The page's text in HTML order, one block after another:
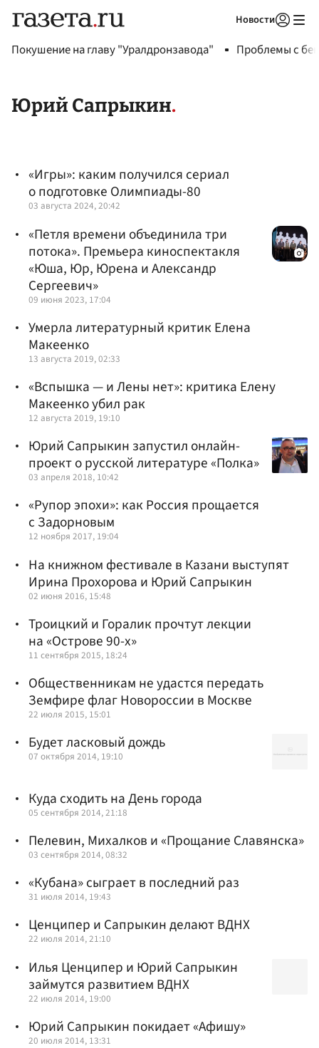
Новости
Покушение на главу "Уралдронзавода" Проблемы с
Юрий Сапрыкин
«Игры»: каким получился сериал
о подготовке Олимпиады-80
03 августа 2024, 20:42
«Петля времени объединила три
потока». Премьера киноспектакля
«Юша, Юр, Юрена и Александр
Сергеевич»
09 июня 2023, 17:04
Умерла литературный критик Елена
Макеенко
13 августа 2019, 02:33
«Вспышка — и Лены нет»: критика Елену
Макеенко убил рак
12 августа 2019, 19:10
Юрий Сапрыкин запустил онлайн-
проект о русской литературе «Полка»
03 апреля 2018, 10:42
«Рупор эпохи»: как Россия прощается
с Задорновым
12 ноября 2017, 19:04
На книжном фестивале в Казани выступят
Ирина Прохорова и Юрий Сапрыкин
02 июня 2016, 15:48
Троицкий и Горалик прочтут лекции
на «Острове 90-х»
11 сентября 2015, 18:24
Общественникам не удастся передать
Земфире флаг Новороссии в Москве
22 июля 2015, 15:01
Будет ласковый дождь
07 октября 2014, 19:10
Куда сходить на День города
05 сентября 2014, 21:18
Пелевин, Михалков и «Прощание Славянска»
03 сентября 2014, 08:32
«Кубана» сыграет в последний раз
31 июля 2014, 19:43
Ценципер и Сапрыкин делают ВДНХ
22 июля 2014, 21:10
Илья Ценципер и Юрий Сапрыкин
займутся развитием ВДНХ
22 июля 2014, 19:00
Юрий Сапрыкин покидает «Афишу»
20 июля 2014, 13:31